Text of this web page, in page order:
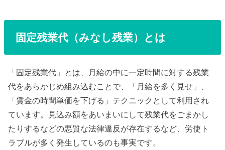
固定残業代（みなし残業）とは
「固定残業代」とは、月給の中に一定時間に対する残業
代をあらかじめ組み込むことで、「月給を多く見せ」、
「賃金の時間単価を下げる」テクニックとして利用され
ています。見込み額をあいまいにして残業代をごまかし
たりするなどの悪質な法律違反が存在するなど、労使ト
ラブルが多く発生しているのも事実です。